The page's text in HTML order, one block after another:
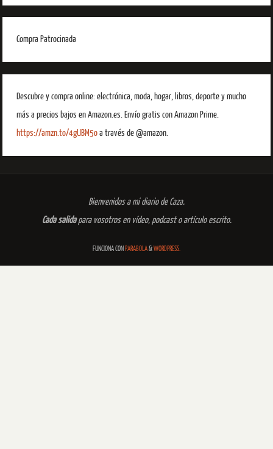
Compra Patrocinada
Descubre y compra online: electrónica, moda, hogar, libros, deporte y mucho
más a precios bajos en Amazon.es. Envío gratis con Amazon Prime.
https://amzn.to/4gUBM5oa través de @amazon.
Bienvenidos a mi diario de Caza.
Cada salidapara vosotros en vídeo, podcast o artículo escrito.
FUNCIONA CON PARABOLA&WORDPRESS.